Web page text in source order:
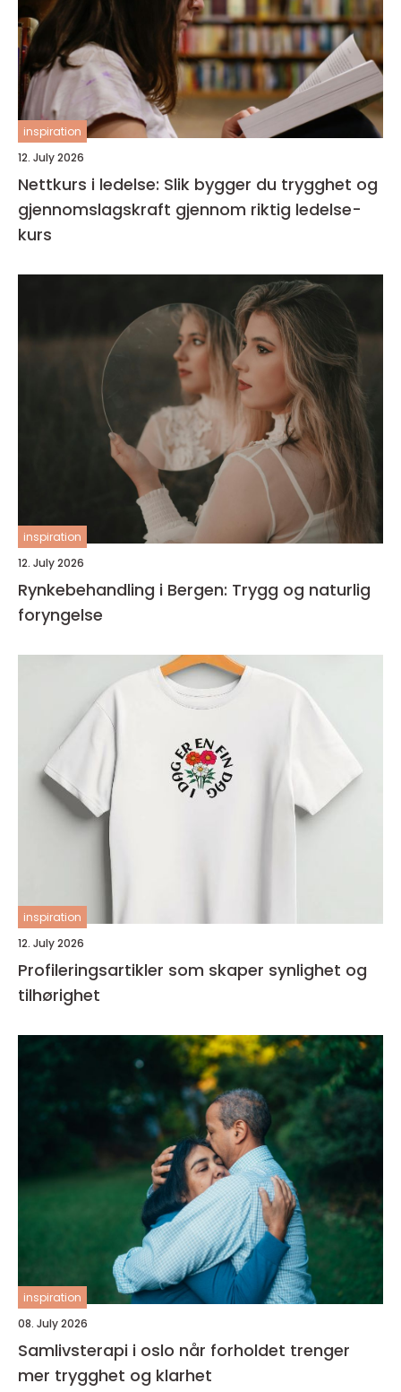
inspiration
12. July 2026
Nettkurs i ledelse: Slik bygger du trygghet og
gjennomslagskraft gjennom riktig ledelse-
kurs
inspiration
12. July 2026
Rynkebehandling i Bergen: Trygg og naturlig
foryngelse
inspiration
12. July 2026
Profileringsartikler som skaper synlighet og
tilhørighet
inspiration
08. July 2026
Samlivsterapi i oslo når forholdet trenger
mer trygghet og klarhet